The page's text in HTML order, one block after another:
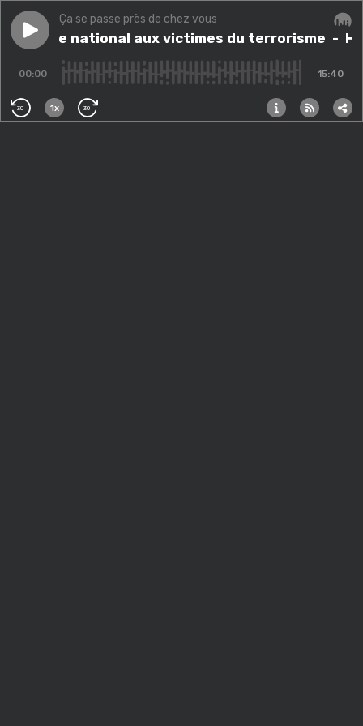
Play episodeHommage national aux victimes du terrorisme
Ça se passe près de chez vous
national aux victimes du terrorisme -
00:00 15:40
30 1x 30